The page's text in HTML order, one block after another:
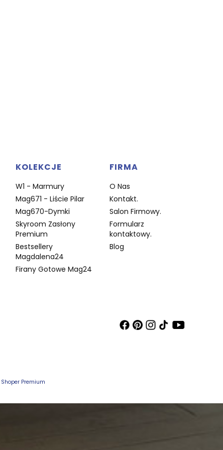
KOLEKCJE
W1 - Marmury
Mag671 - Liście Pilar
Mag670-Dymki
Skyroom Zasłony
Premium
Bestsellery
Magdalena24
Firany Gotowe Mag24
FIRMA
O Nas
Kontakt.
Salon Firmowy.
Formularz
kontaktowy.
Blog
Shoper Premium